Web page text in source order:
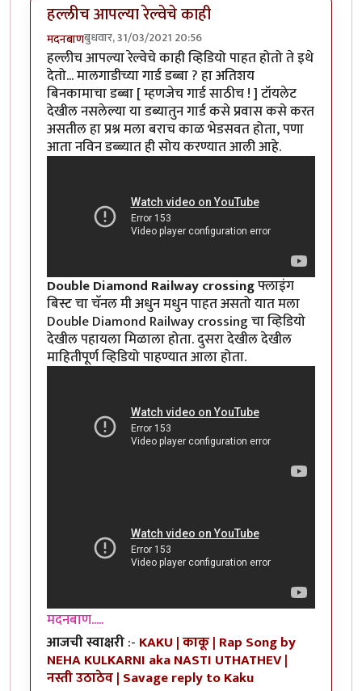
हल्लीच आपल्या रेल्वेचे काही
मदनबाणबुधवार, 31/03/2021 20:56
हल्लीच आपल्या रेल्वेचे काही व्हिडियो पाहत होतो ते इथे
देतो... मालगाडीच्या गार्ड डब्बा ? हा अतिशय
बिनकामाचा डब्बा [ म्हणजेच गार्ड साठीच ! ] टॉयलेट
देखील नसलेल्या या डब्यातुन गार्ड कसे प्रवास कसे करत
असतील हा प्रश्न मला बराच काळ भेडसवत होता, पणा
आता नविन डब्ब्यात ही सोय करण्यात आली आहे.
Double Diamond Railway crossingफ्लाइंग
बिस्ट चा चॅनल मी अधुन मधुन पाहत असतो यात मला
Double Diamond Railway crossing चा व्हिडियो
देखील पहायला मिळाला होता. दुसरा देखील देखील
माहितीपूर्ण व्हिडियो पाहण्यात आला होता.
मदनबाण.....
आजची स्वाक्षरी:- KAKU | काकू | Rap Song by
NEHA KULKARNI aka NASTI UTHATHEV |
नस्ती उठाठेव | Savage reply to Kaku